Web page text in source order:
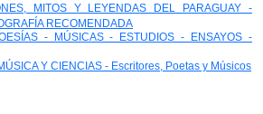
MITOS Y LEYENDAS DEL PARAGUAY -
RECOMENDADA
- MÚSICAS - ESTUDIOS - ENSAYOS -
Y CIENCIAS - Escritores, Poetas y Músicos